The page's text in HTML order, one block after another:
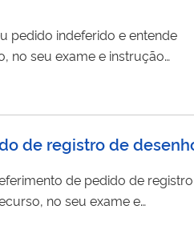
pedido indeferido e entende
no seu exame e instrução
de registro de
de pedido de registro
no seu exame e